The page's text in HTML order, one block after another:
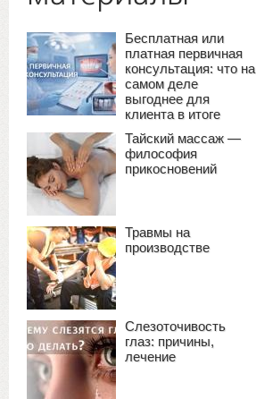
Бесплатная или
платная первичная
консультация: что на
самом деле
выгоднее для
клиента в итоге
Тайский массаж —
философия
прикосновений
Травмы на
производстве
Слезоточивость
глаз: причины,
лечение